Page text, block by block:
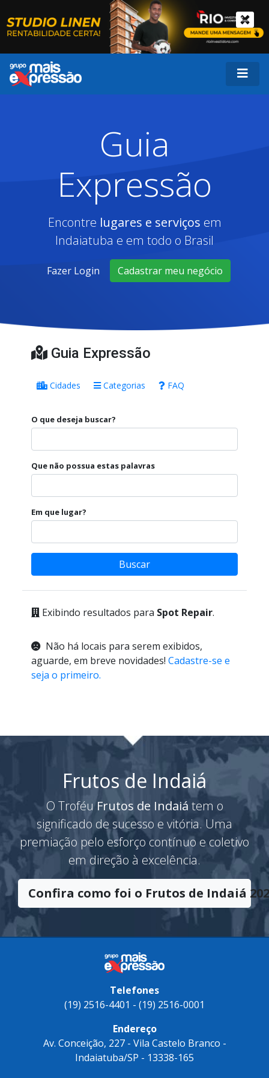
Guia
Expressão
Encontre lugares e serviços em
Indaiatuba e em todo o Brasil
Fazer Login Cadastrar meu negócio
Guia Expressão
Cidades Categorias FAQ
O que deseja buscar?
Que não possua estas palavras
Em que lugar?
Buscar
Exibindo resultados para Spot Repair.
Não há locais para serem exibidos,
aguarde, em breve novidades!Cadastre-se e
seja o primeiro.
Frutos de Indaiá
O TroféuFrutos de Indaiá tem o
significado de sucesso e vitória. Uma
premiação pelo esforço contínuo e coletivo
em direção à excelência.
Confira como foi o Frutos de Indaiá
Telefones
(19) 2516-4401 - (19) 2516-0001
Endereço
Av. Conceição, 227 - Vila Castelo Branco -
Indaiatuba/SP - 13338-165